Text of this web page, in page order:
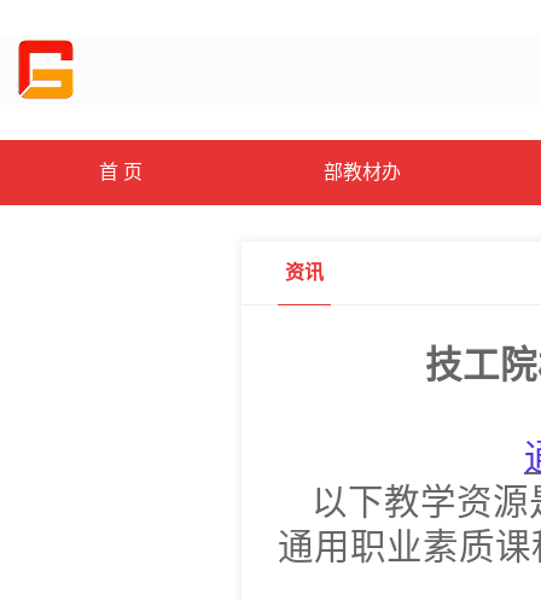
首 页 部教材办
资讯
技工
以下教学资
通用职业素质